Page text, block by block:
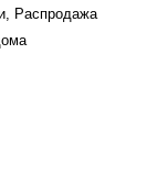
Распродажа